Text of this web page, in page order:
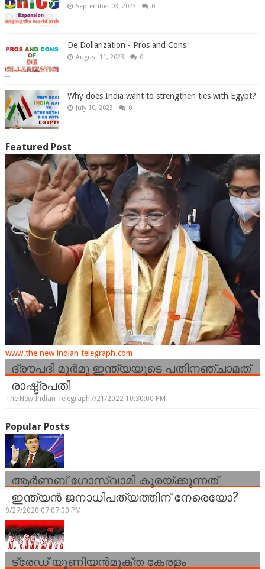
September 03, 2023 0
De Dollarization - Pros and Cons
August 11, 2023 0
Why does India want to strengthen ties with Egypt?
July 10, 2023 0
Featured Post
www.the new indian telegraph.com
ദ്രൗപദി മുർമു ഇന്ത്യയുടെ പതിനഞ്ചാമത്
രാഷ്ട്രപതി
The New Indian Telegraph7/21/2022 10:30:00 PM
Popular Posts
ആർണബ് ഗോസ്വാമി കുരയ്ക്കുന്നത്
ഇന്ത്യൻ ജനാധിപത്യത്തിന് നേരെയോ?
9/27/2020 07:07:00 PM
ട്രേഡ് യൂണിയന്‍മുക്ത കേരളം